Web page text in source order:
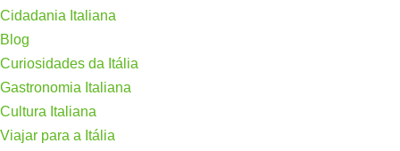
Cidadania Italiana
Blog
Curiosidades da Itália
Gastronomia Italiana
Cultura Italiana
Viajar para a Itália